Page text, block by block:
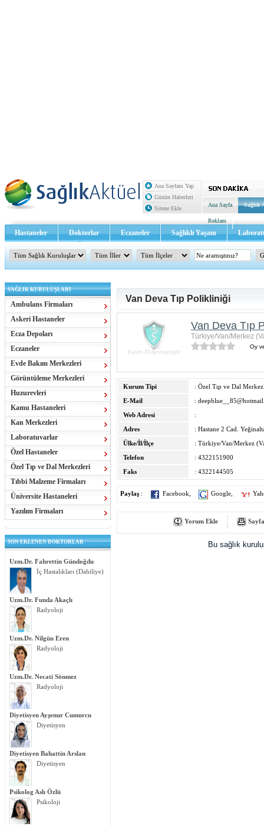
Ana Sayfam Yap
Günün Haberleri
Sitene Ekle
Ana Sayfa Sağlık
Reklam
Hastaneler Doktorlar Eczaneler Sağlıklı Yaşam
Sağlık TV - Video İletişim
SAĞLIK KURULUŞLARI
Ambulans Firmaları
Askeri Hastaneler
Ecza Depoları
Eczaneler
Evde Bakım Merkezleri
Görüntüleme Merkezleri
Huzurevleri
Kamu Hastaneleri
Kan Merkezleri
Laboratuvarlar
Özel Hastaneler
Özel Tıp ve Dal Merkezleri
Tıbbi Malzeme Firmaları
Üniversite Hastaneleri
Yazılım Firmaları
SON EKLENEN DOKTORLAR
Uzm.Dr. Fahrettin Gündoğdu
İç Hastalıkları (Dahiliye)
Uzm.Dr. Funda Akaçlı
Radyoloji
Uzm.Dr. Nilgün Eren
Radyoloji
Uzm.Dr. Necati Sönmez
Radyoloji
Diyetisyen Ayşenur Cumurcu
Diyetisyen
Diyetisyen Bahattin Arslan
Diyetisyen
Psikolog Aslı Özlü
Psikoloji
Van Deva Tıp Polikliniği
Van Deva Tıp
Türkiye/Van/Merkez
Oy
Kurum Tipi
: Özel Tıp ve Dal
E-Mail
:
Web Adresi
:
Adres
: Hastane 2 Cad.
Ülke/İl/İlçe
: Türkiye/Van/Merkez
Telefon
: 4322151900
Faks
: 4322144505
Paylaş : Facebook Google
Yorum Ekle
Bu sağlık